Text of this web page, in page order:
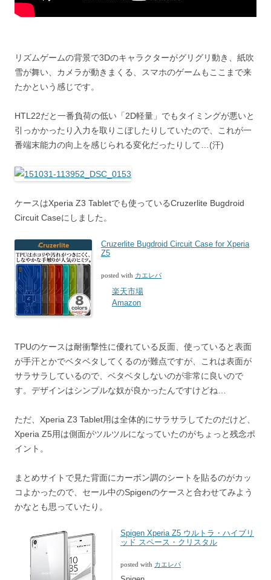
リズムゲームの背景で3Dのキャラクターがグリグリ動き、紙吹
雪が舞い、カメラが動きまくる、スマホのゲームもここまで来
たかという感じです。
HTL22だと一番負荷の低い「2D軽量」でもタイミングが悪いと
引っかかったり入力を取りこぼしたりしていたので、これが一
番端末能力の向上を感じられる変化だったりして…(汗)
ケースはXperia Z3 Tabletでも使っているCruzerlite Bugdroid
Circuit Caseにしました。
Cruzerlite Bugdroid Circuit Case for Xperia
Z5
posted with カエレバ
楽天市場
Amazon
TPUのケースは耐衝撃性に優れている反面、使っていると表面
が手汗とかでベタベタしてくるのが難点ですが、これは表面が
サラサラしているので、ベタベタしないのが非常に良いので
す。デザインはシンプルな奴が良かったんですけどね…
ただ、Xperia Z3 Tablet用は全体的にサラサラしてたのだけど、
Xperia Z5用は側面がツルツルになっていたのがちょっと残念ポ
イント。
まとめサイトで見た背面にカーボン調のシートを貼るのがカッ
コよかったので、セール中のSpigenのケースと合わせてみよう
かなとも思っていたり。
Spigen Xperia Z5 ウルトラ・ハイブリ
ッド スペース・クリスタル
posted with カエレバ